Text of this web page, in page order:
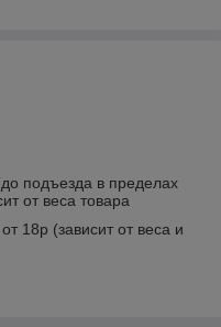
подъезда в пределах
от веса товара
18р (зависит от веса и